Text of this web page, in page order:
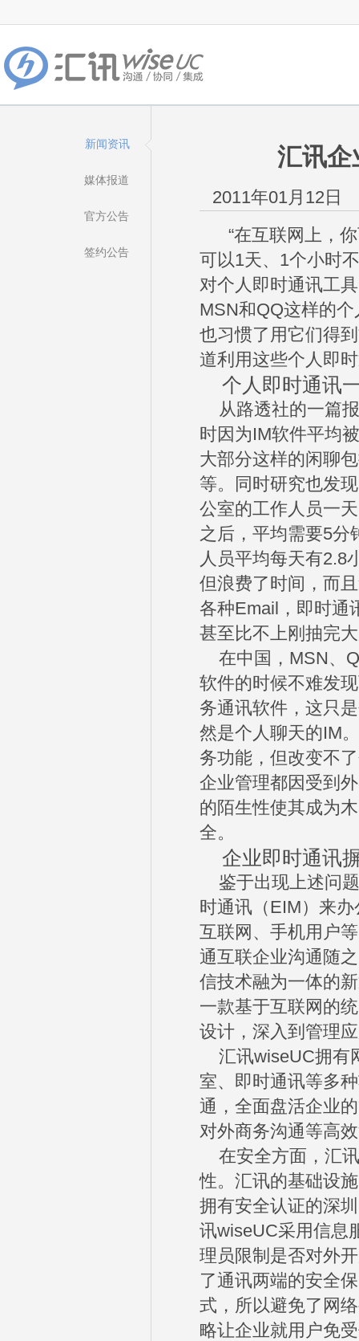
新闻资讯
媒体报道
官方公告
签约公告
汇讯企
2011年01月12日
“在互联网上，你
可以1天、1个小时
对个人即时通讯工
MSN和QQ这样的
也习惯了用它们得
道利用这些个人即
个人即时通讯
从路透社的一篇
时因为IM软件平均
大部分这样的闲聊
等。同时研究也发
公室的工作人员一
之后，平均需要5分
人员平均每天有2.8
但浪费了时间，而
各种Email，即时通
甚至比不上刚抽完
在中国，MSN、
软件的时候不难发
务通讯软件，这只
然是个人聊天的IM
务功能，但改变不
企业管理都因受到
的陌生性使其成为
全。
企业即时通讯
鉴于出现上述问
时通讯（EIM）来
互联网、手机用户
通互联企业沟通随
信技术融为一体的
一款基于互联网的
设计，深入到管理
汇讯wiseUC拥有
室、即时通讯等多
通，全面盘活企业
对外商务沟通等高
在安全方面，汇
性。汇讯的基础设
拥有安全认证的深
讯wiseUC采用信息
理员限制是否对外
了通讯两端的安全
式，所以避免了网
略让企业就用户免